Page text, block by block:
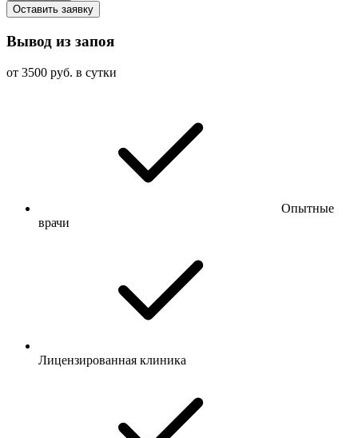
Оставить заявку
Вывод из запоя
от 3500 руб. в сутки
Опытные
врачи
Лицензированная клиника